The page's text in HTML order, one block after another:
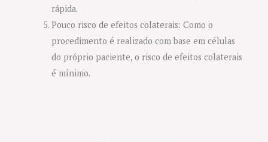
rápida.
Pouco risco de efeitos colaterais: Como o
procedimento é realizado com base em células
do próprio paciente, o risco de efeitos colaterais
é mínimo.